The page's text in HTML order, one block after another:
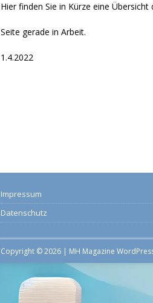
Hier finden Sie in Kürze eine
Seite gerade in Arbeit.
1.4.2022
Impressum
Datenschutz
Copyright © 2026 | MH Magazine